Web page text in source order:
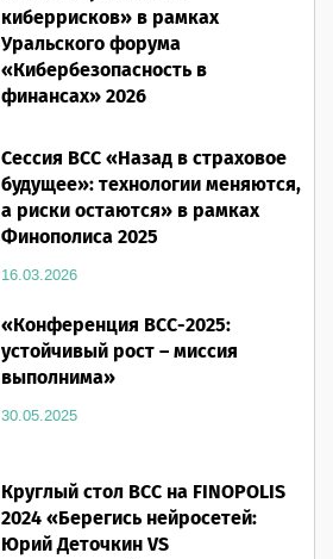
киберрисков» в рамках
Уральского форума
«Кибербезопасность в
финансах» 2026
Сессия ВСС «Назад в страховое
будущее»: технологии меняются,
а риски остаются» в рамках
Финополиса 2025
16.03.2026
«Конференция ВСС-2025:
устойчивый рост – миссия
выполнима»
30.05.2025
Круглый стол ВСС на FINOPOLIS
2024 «Берегись нейросетей:
Юрий Деточкин VS